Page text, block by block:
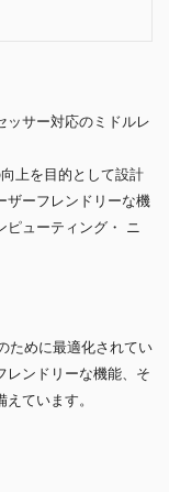
ッサー対応のミドルレ
上を目的として設計
ザーフレンドリーな機
ピューティング・ ニ
ために最適化されてい
レンドリーな機能、そ
ています。